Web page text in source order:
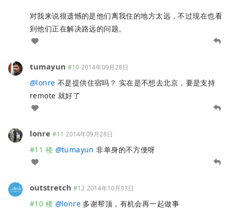
对我来说很遗憾的是他们离我住的地方太远，不过现在也看
到他们正在解决路远的问题。
tumayun #10 2014年09月28日
@lonre 不是提供住宿吗？ 实在是不想去北京，要是支持
remote 就好了
lonre #11 2014年09月28日
#11 楼 @tumayun 非单身的不方便呀
outstretch #12 2014年10月03日
#10 楼 @lonre 多谢帮顶，有机会再一起做事